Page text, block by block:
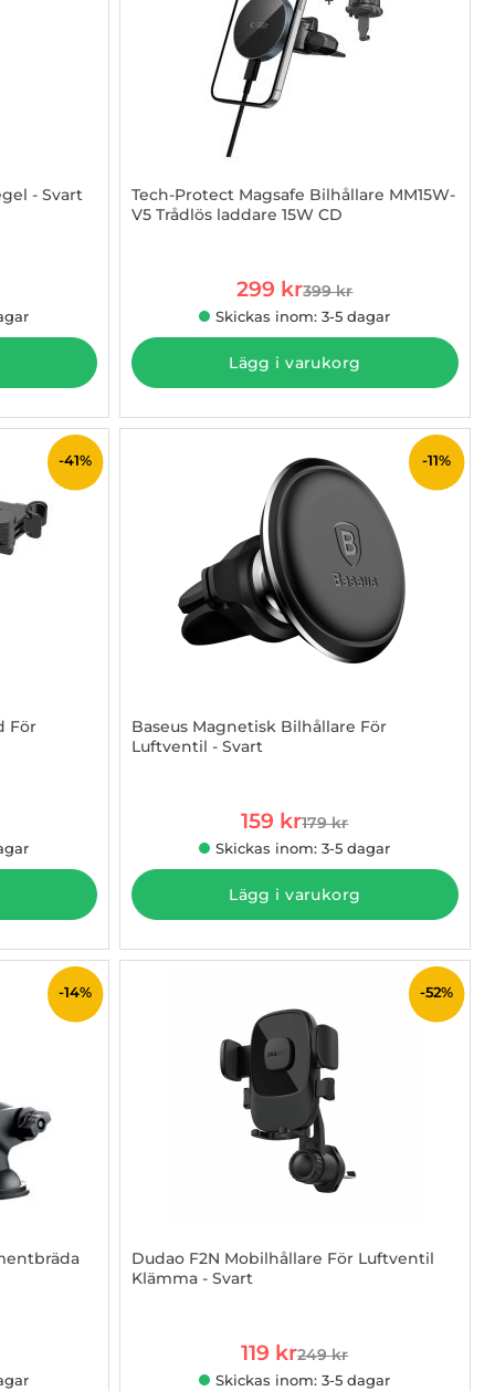
- Svart
Tech-Protect Magsafe Bilhållare MM15W-
V5 Trådlös laddare 15W CD
rea pris
299 krtidigare pris
399 kr
Skickas inom: 3-5 dagar
Lägg i varukorg
-41%
För
-11%
Baseus Magnetisk Bilhållare För
Luftventil - Svart
rea pris
159 krtidigare pris
179 kr
Skickas inom: 3-5 dagar
Lägg i varukorg
-14% -52%
Dudao F2N Mobilhållare För Luftventil
Klämma - Svart
rea pris
119 krtidigare pris
249 kr
Skickas inom: 3-5 dagar